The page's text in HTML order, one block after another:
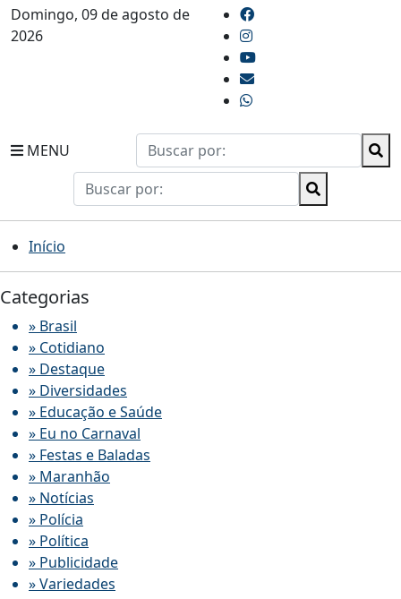
Domingo, 09 de agosto de
2026
MENU
Início
Categorias
» Brasil
» Cotidiano
» Destaque
» Diversidades
» Educação e Saúde
» Eu no Carnaval
» Festas e Baladas
» Maranhão
» Notícias
» Polícia
» Política
» Publicidade
» Variedades